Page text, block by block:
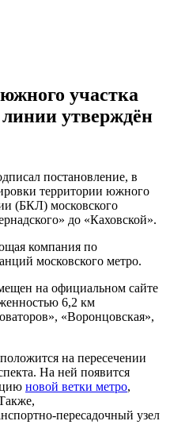
участка
утверждён
постановление, в
территории южного
(БКЛ) московского
до «Каховской».
компания по
московского метро.
на официальном сайте
6,2 км
«Воронцовская»,
на пересечении
На ней появится
новой ветки метро,
пересадочный узел